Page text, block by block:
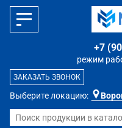
Выберите локацию:
режим
+7
ЗАКАЗАТЬ ЗВОНОК